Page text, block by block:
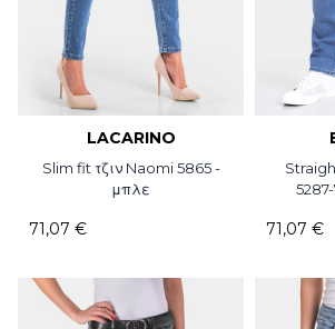
LACARINO
Slim fit τζιν Naomi 5865 -
μπλε
71,07 € 71,07 €